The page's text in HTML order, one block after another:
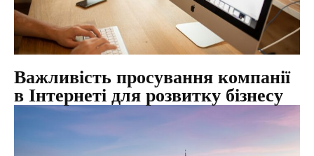
Важливість просування компанії
в Інтернеті для розвитку бізнесу